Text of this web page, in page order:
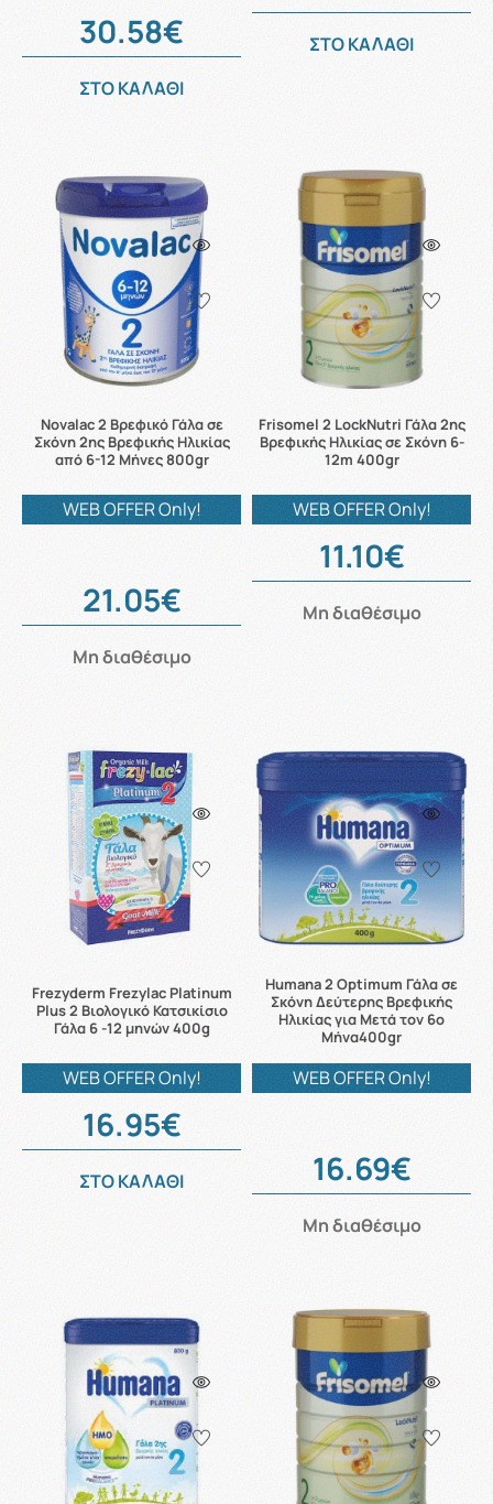
30.58€
ΣΤΟ ΚΑΛΑΘΙ
ΣΤΟ ΚΑΛΑΘΙ
Novalac 2 Βρεφικό Γάλα σε
Σκόνη 2ης Βρεφικής Ηλικίας
από 6-12 Μήνες 800gr
WEB OFFER Only!
21.05€
Μη διαθέσιμο
Frisomel 2 LockNutri Γάλα 2ης
Βρεφικής Ηλικίας σε Σκόνη 6-
12m 400gr
WEB OFFER Only!
11.10€
Μη διαθέσιμο
Frezyderm Frezylac Platinum
Plus 2 Βιολογικό Κατσικίσιο
Γάλα 6 -12 μηνών 400g
WEB OFFER Only!
16.95€
ΣΤΟ ΚΑΛΑΘΙ
Humana 2 Optimum Γάλα σε
Σκόνη Δεύτερης Βρεφικής
Ηλικίας για Μετά τον 6ο
Μήνα400gr
WEB OFFER Only!
16.69€
Μη διαθέσιμο